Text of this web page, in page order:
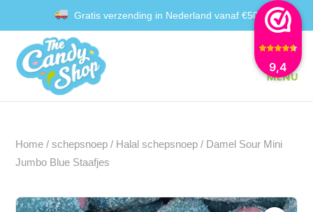
9,4
Gratis verzending in Nederland vanaf €50
Home /schepsnoep / Halal schepsnoep / Damel Sour Mini
Jumbo Blue Staafjes